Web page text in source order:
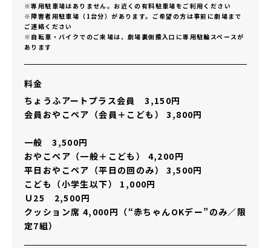
※専用駐車場はありません。お近くの有料駐車場をご利用ください
※障害者用駐車場（1台分）があります。ご希望の方は事前に劇場まで
ご連絡ください
※自転車・バイクでのご来場は、劇場裏側搬入口に専用駐輪スペースが
あります
料金
ちょうふアートプラス会員 3,150円
会員おやこペア（会員＋こども） 3,800円
一般 3,500円
おやこペア（一般＋こども） 4,200円
平日おやこペア（平日の回のみ） 3,500円
こども（小学生以下） 1,000円
Ｕ25 2,500円
クッション席 4,000円（“赤ちゃんOKデー”のみ／限
定7組）